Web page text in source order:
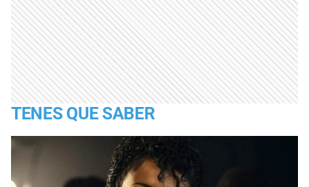
TENES QUE SABER